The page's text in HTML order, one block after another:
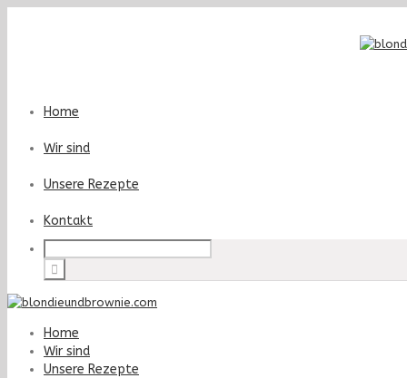
Home
Wir sind
Unsere Rezepte
Kontakt
Home
Wir sind
Unsere Rezepte